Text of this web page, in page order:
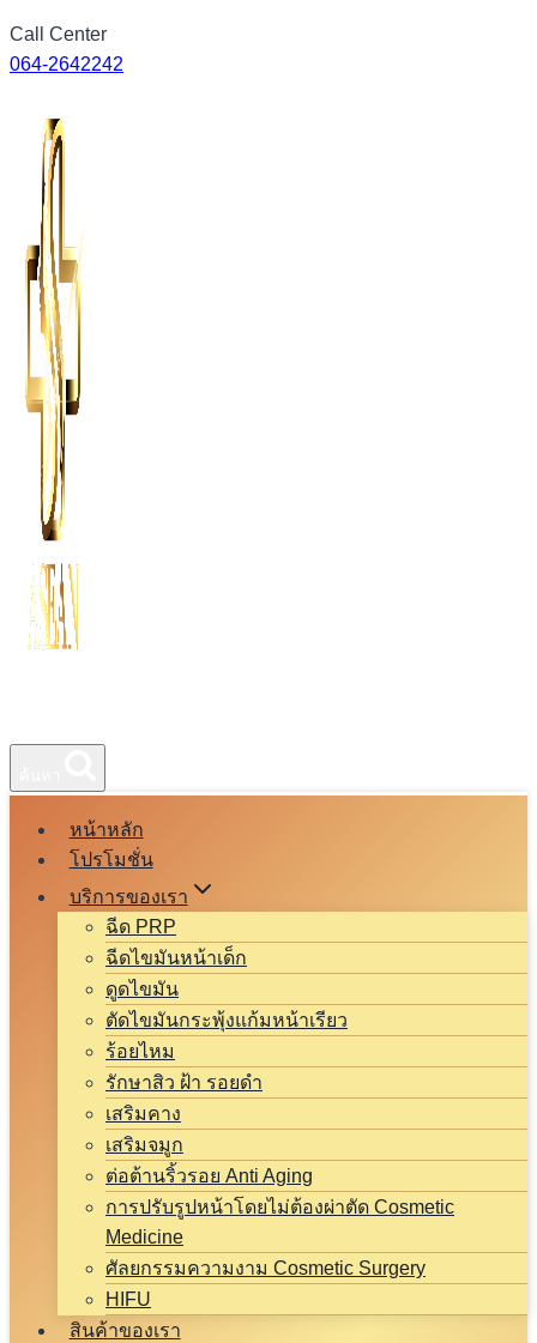
Skip
to
Call Center
064-2642242
หน้าหลัก
โปรโมชั่น
บริการของเรา
ฉีด PRP
ฉีดไขมันหน้าเด็ก
ดูดไขมัน
ตัดไขมันกระพุ้งแก้มหน้าเรียว
ร้อยไหม
รักษาสิว ฝ้า รอยดำ
เสริมคาง
เสริมจมูก
ต่อต้านริ้วรอย Anti Aging
การปรับรูปหน้าโดยไม่ต้องผ่าตัด Cosmetic
Medicine
ศัลยกรรมความงาม Cosmetic Surgery
HIFU
สินค้าของเรา